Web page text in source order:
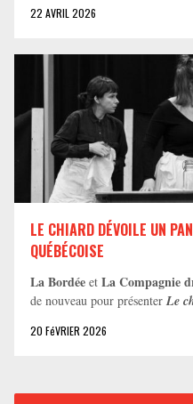
22 AVRIL 2026
LE CHIARD DÉVOILE UN
QUÉBÉCOISE
La Bordée et La Compagnie
de nouveau pour présenter Le
20 FéVRIER 2026